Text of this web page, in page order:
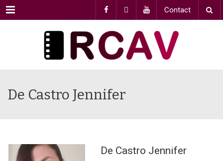
Menu Contact
De Castro Jennifer
De Castro Jennifer